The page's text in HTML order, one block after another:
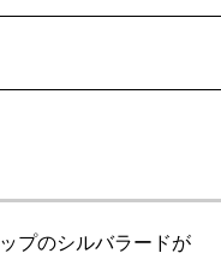
プのシルバラードが